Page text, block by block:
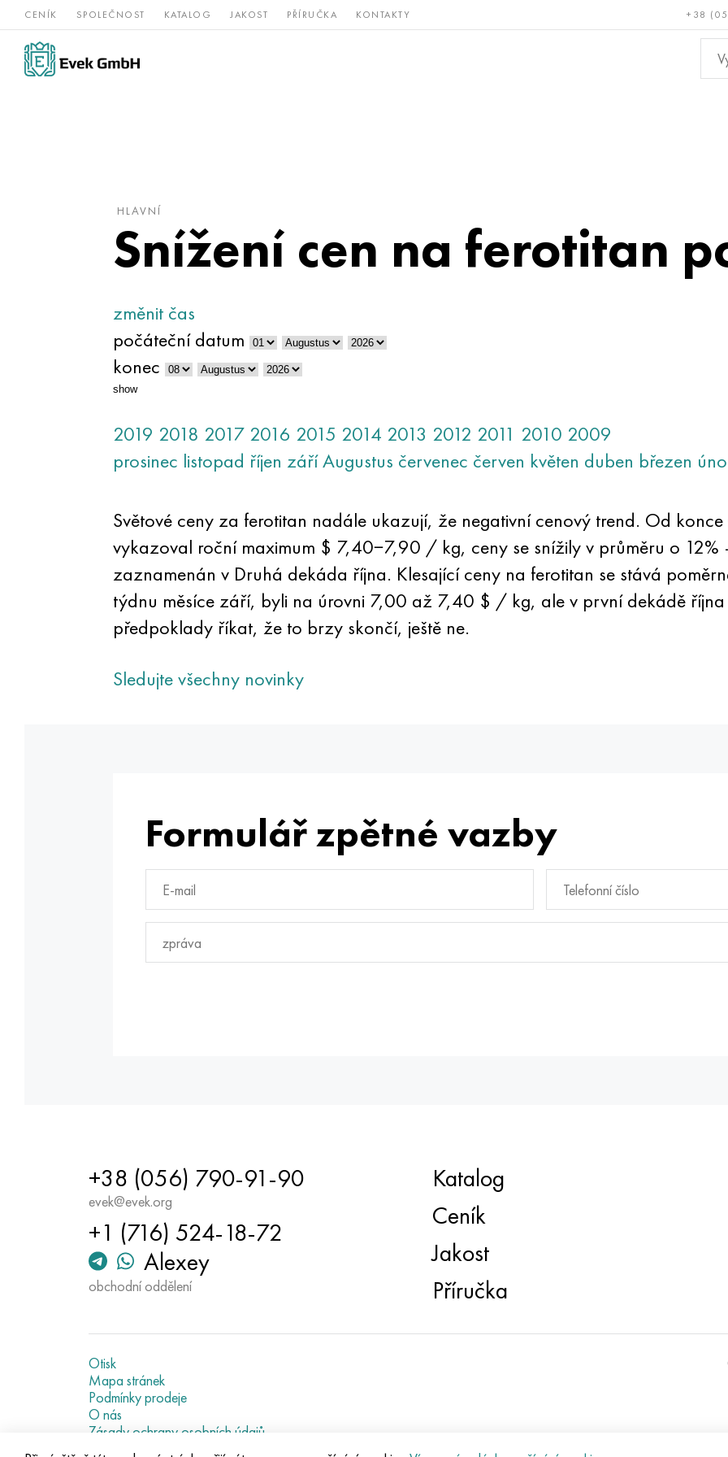
CENÍK SPOLEČNOST KATALOG JAKOST PŘÍRUČKA KONTAKTY +38
Slitiny
niklu
nerezová Vzácné a Bronz, měď,
HLAVNÍ
Snížení cen na ferotitan
změnit čas
počáteční datum
konec
show
2019 2018 2017 2016 2015 2014 2013 2012 2011 2010 2009
prosinec listopad říjen záříAugustus červenec červen květen duben březen
Světové ceny za ferotitan nadále ukazují, že negativní cenový trend. Od
vykazoval roční maximum $ 7,40−7,90 / kg, ceny se snížily v průměru o
zaznamenán v Druhá dekáda října. Klesající ceny na ferotitan se stává
týdnu měsíce září, byli na úrovni 7,00 až 7,40 $ / kg, ale v první dekádě
předpoklady říkat, že to brzy skončí, ještě ne.
Sledujte všechny novinky
Formulář zpětné vazby
+38 (056) 790-91-90
evek@evek.org
+1 (716) 524-18-72
Alexey
obchodní oddělení
Katalog
Ceník
Jakost
Příručka
Otisk
Mapa stránek
Podmínky prodeje
O nás
Zásady ochrany osobních údajů
Current metal prices